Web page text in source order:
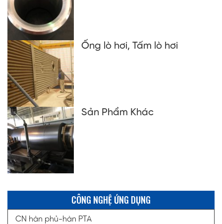
Ống lò hơi, Tấm lò hơi
Sản Phẩm Khác
CÔNG NGHỆ ỨNG DỤNG
CN hàn phủ-hàn PTA